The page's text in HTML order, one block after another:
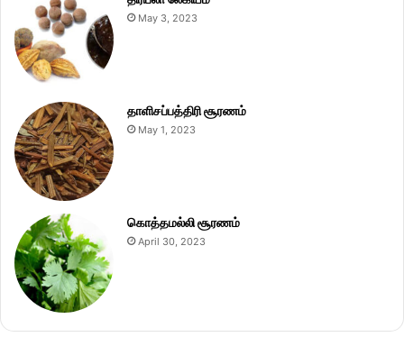
May 3, 2023
தாளிசப்பத்திரி சூரணம்
May 1, 2023
கொத்தமல்லி சூரணம்
April 30, 2023